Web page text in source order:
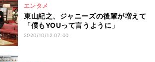
エンタメ
東山紀之、ジャニーズの後輩が増えて
「僕もYOUって言うように」
2020/10/12 07:00